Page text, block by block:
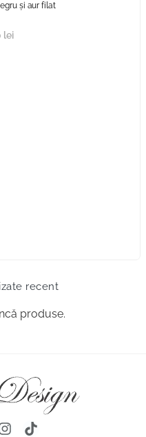
și aur filat
lei
recent
produse.